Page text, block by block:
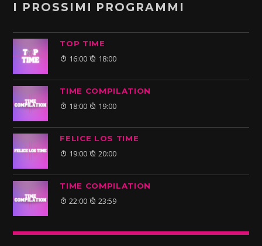
I PROSSIMI PROGRAMMI
TOP TIME
16:00 18:00
TIME COMPILATION
18:00 19:00
FELICE LOS TIME
19:00 20:00
TIME COMPILATION
22:00 23:59